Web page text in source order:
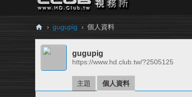
H
Cl
› gugupig › 個人資料
gugupig
https://www.hd.club.tw/?2505125
主題 個人資料